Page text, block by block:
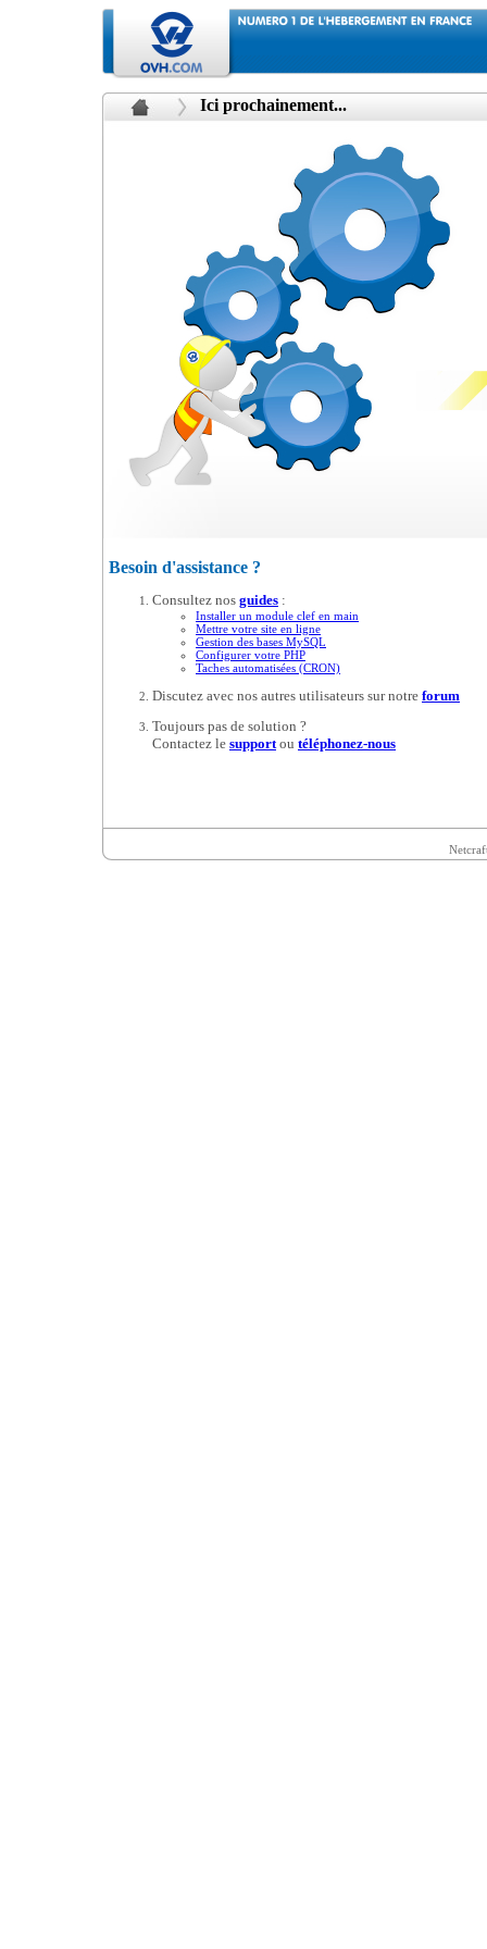
Ici prochainement...
Besoin d'assistance ?
Consultez nos guides :
Installer un module clef en main
Mettre votre site en ligne
Gestion des bases MySQL
Configurer votre PHP
Taches automatisées (CRON)
Discutez avec nos autres utilisateurs sur notre forum
Toujours pas de solution ?
Contactez le supportou téléphonez-nous